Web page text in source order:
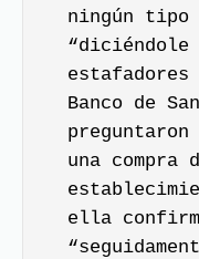
ningún tipo
“diciéndole
estafadores
Banco de
una compra
ella